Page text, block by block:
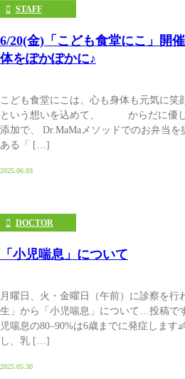
STAFF
6/20(金)「こども食堂にこ」開
体をぽかぽかに♪
こども食堂にこは、心も身体も元気に笑
という想いを込めて、 からだに優し
添加で、 Dr.MaMaメソッドでのお弁当
ある「 […]
2025.06.03
DOCTOR
「小児喘息」について
月曜日、火・金曜日（午前）に診察を行
生」から「小児喘息」について…投稿
児喘息の80–90%は6歳までに発症します
し、乳 […]
2025.05.30